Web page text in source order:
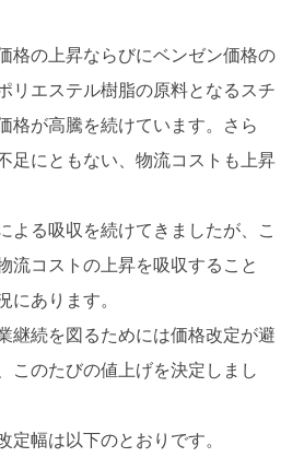
格の上昇ならびにベンゼン価格の
リエステル樹脂の原料となるスチ
格が高騰を続けています。さら
足にともない、物流コストも上昇
よる吸収を続けてきましたが、こ
流コストの上昇を吸収すること
にあります。
継続を図るためには価格改定が避
このたびの値上げを決定しまし
定幅は以下のとおりです。